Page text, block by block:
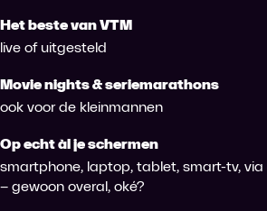
Het beste van VTM
live of uitgesteld
Movie nights & seriemarathons
ook voor de kleinmannen
Op echt àl je schermen
smartphone, laptop, tablet, smart-tv,
– gewoon overal, oké?